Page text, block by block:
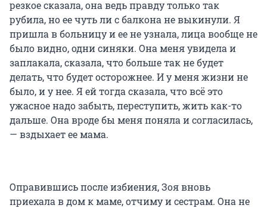
резкое сказала, она ведь правду только так
рубила, но ее чуть ли с балкона не выкинули. Я
пришла в больницу и ее не узнала, лица вообще не
было видно, одни синяки. Она меня увидела и
заплакала, сказала, что больше так не будет
делать, что будет осторожнее. И у меня жизни не
было, и у нее. Я ей тогда сказала, что всё это
ужасное надо забыть, переступить, жить как-то
дальше. Она вроде бы меня поняла и согласилась,
— вздыхает ее мама.
Оправившись после избиения, Зоя вновь
приехала в дом к маме, отчиму и сестрам. Она не